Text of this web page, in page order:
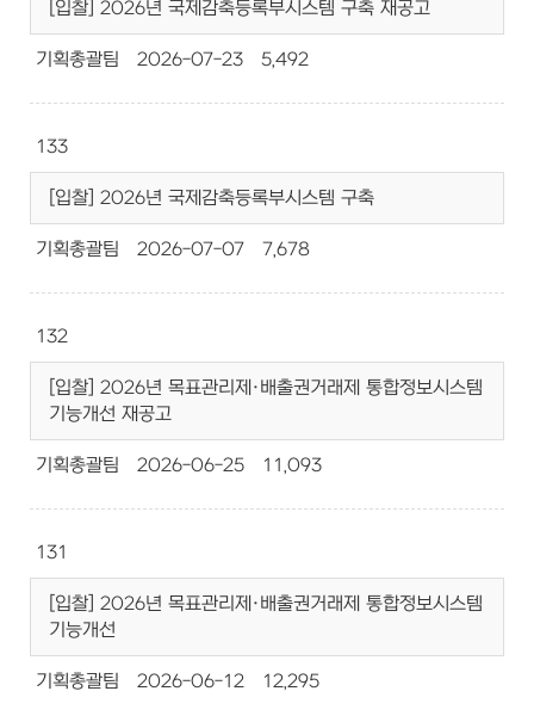
[입찰] 2026년 국제감축등록부시스템 구축 재공고
기획총괄팀 2026-07-23 5,492
133
[입찰] 2026년 국제감축등록부시스템 구축
기획총괄팀 2026-07-07 7,678
132
[입찰] 2026년 목표관리제·배출권거래제 통합정보시스템
기능개선 재공고
기획총괄팀 2026-06-25 11,093
131
[입찰] 2026년 목표관리제·배출권거래제 통합정보시스템
기능개선
기획총괄팀 2026-06-12 12,295